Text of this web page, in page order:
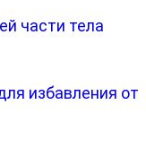
части тела
избавления от